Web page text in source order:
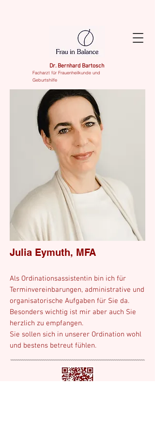
Dr. Bernhard Bartosch
Facharzt für Frauenheilkunde und
Geburtshilfe
Julia Eymuth, ​MFA
Als Ordinationsassistentin bin ich für
Terminvereinbarungen, administrative und
organisatorische Aufgaben für Sie da.
Besonders wichtig ist mir aber auch Sie
herzlich zu empfangen.
Sie sollen sich in unserer Ordination wohl
und bestens betreut fühlen.